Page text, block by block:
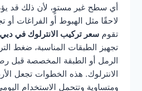
أي سطح غير مستوٍ، لأن ذلك قد
لاحقًا مثل الهبوط أو الفراغات أو
تقوم سعر تركيب الانترلوك في دبي
تجهيز الطبقات المناسبة، ضغط
الرمل أو الطبقة المخصصة قبل
الانترلوك. هذه الخطوات تجعل
ومتساوية وتتحمل الاستخدام